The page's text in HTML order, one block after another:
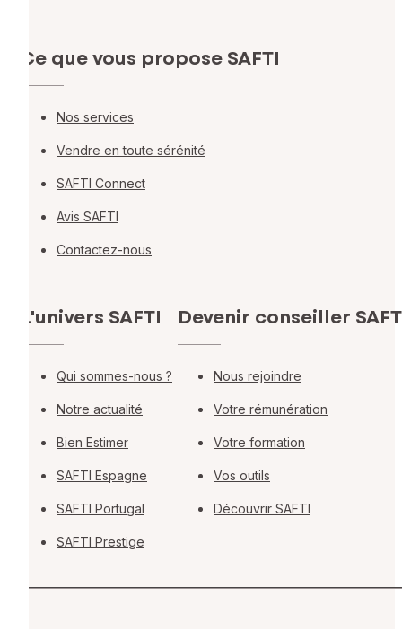
Ce que vous propose SAFTI
Nos services
Vendre en toute sérénité
SAFTI Connect
Avis SAFTI
Contactez-nous
L'univers SAFTI
Qui sommes-nous ?
Notre actualité
Bien Estimer
SAFTI Espagne
SAFTI Portugal
SAFTI Prestige
Devenir conseiller
Nous rejoindre
Votre rémunération
Votre formation
Vos outils
Découvrir SAFTI